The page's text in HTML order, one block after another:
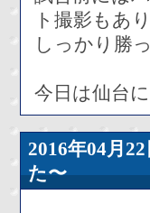
ト撮影もあ
しっかり勝
今日は仙台
2016年04
た〜